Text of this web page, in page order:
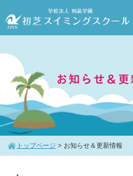
トップページ > お知らせ＆更新情報